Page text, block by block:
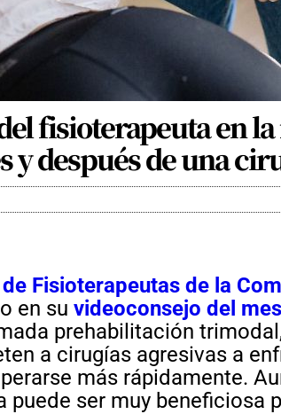
fisioterapeuta en
y después de una
Fisioterapeutas de la
en su videoconsejo del
prehabilitación
a cirugías agresivas a
más rápidamente.
ser muy beneficiosa